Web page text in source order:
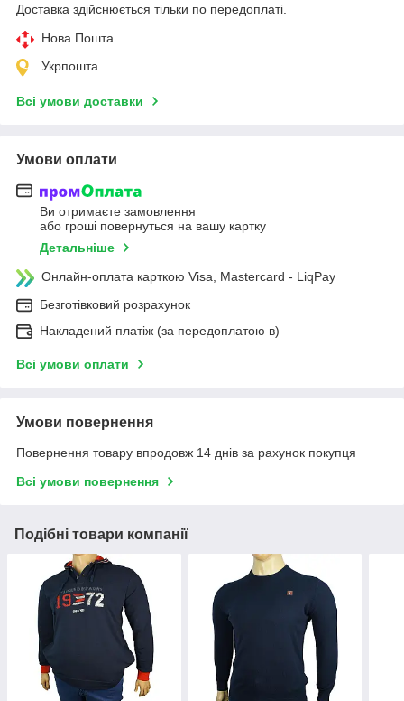
Доставка здійснюється тільки по передоплаті.
Нова Пошта
Укрпошта
Всі умови доставки
Умови оплати
Ви отримаєте замовлення
або гроші повернуться на вашу картку
Детальніше
Онлайн-оплата карткою Visa, Mastercard - LiqPay
Безготівковий розрахунок
Накладений платіж (за передоплатою в)
Всі умови оплати
Умови повернення
Повернення товару впродовж 14 днів за рахунок покупця
Всі умови повернення
Подібні товари компанії